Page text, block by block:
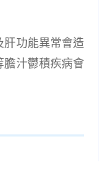
肝功能異常會造
膽汁鬱積疾病會